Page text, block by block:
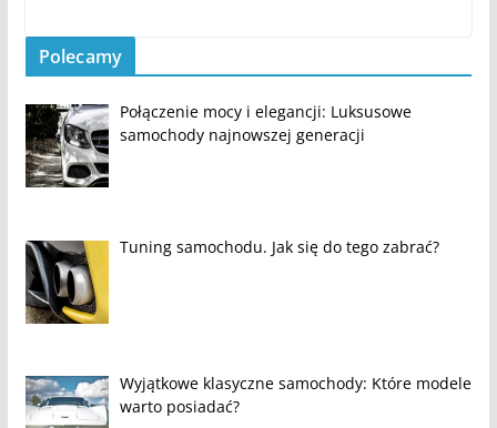
Polecamy
Połączenie mocy i elegancji: Luksusowe
samochody najnowszej generacji
Tuning samochodu. Jak się do tego zabrać?
Wyjątkowe klasyczne samochody: Które modele
warto posiadać?